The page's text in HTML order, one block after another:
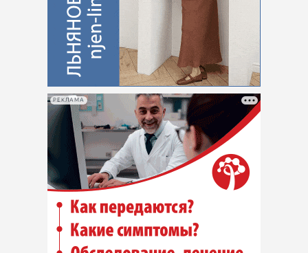
РЕКЛАМА